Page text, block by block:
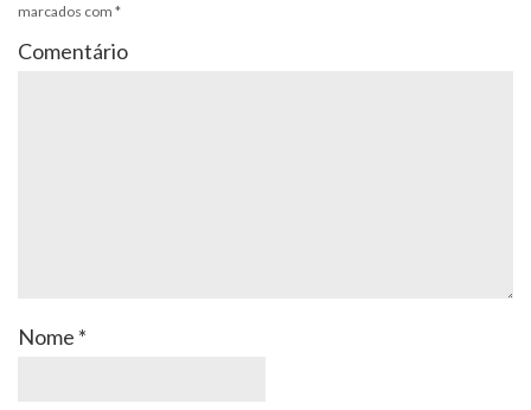
marcados com *
Comentário
Nome *